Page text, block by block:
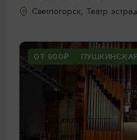
Светлогорск, Театр
ОТ 900₽